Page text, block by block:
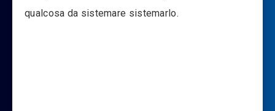
qualcosa da sistemare sistemarlo.